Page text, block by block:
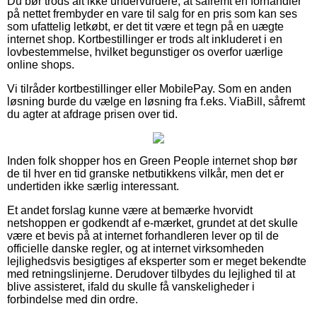
på nettet frembyder en vare til salg for en pris som kan ses
som ufattelig letkøbt, er det tit være et tegn på en uægte
internet shop. Kortbestillinger er trods alt inkluderet i en
lovbestemmelse, hvilket begunstiger os overfor uærlige
online shops.
Vi tilråder kortbestillinger eller MobilePay. Som en anden
løsning burde du vælge en løsning fra f.eks. ViaBill, såfremt
du agter at afdrage prisen over tid.
Inden folk shopper hos en Green People internet shop bør
de til hver en tid granske netbutikkens vilkår, men det er
undertiden ikke særlig interessant.
Et andet forslag kunne være at bemærke hvorvidt
netshoppen er godkendt af e-mærket, grundet at det skulle
være et bevis på at internet forhandleren lever op til de
officielle danske regler, og at internet virksomheden
lejlighedsvis besigtiges af eksperter som er meget bekendte
med retningslinjerne. Derudover tilbydes du lejlighed til at
blive assisteret, ifald du skulle få vanskeligheder i
forbindelse med din ordre.